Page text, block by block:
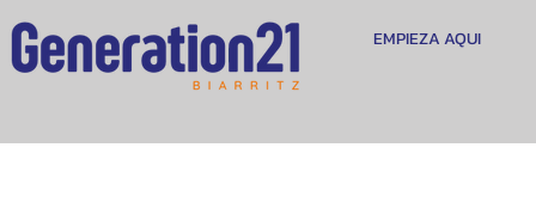
EMPIEZA AQUI